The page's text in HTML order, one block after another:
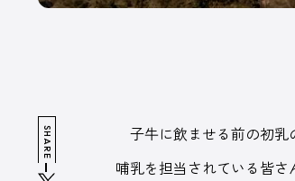
SHARE
子牛に飲ませる前の初乳
哺乳を担当されている皆